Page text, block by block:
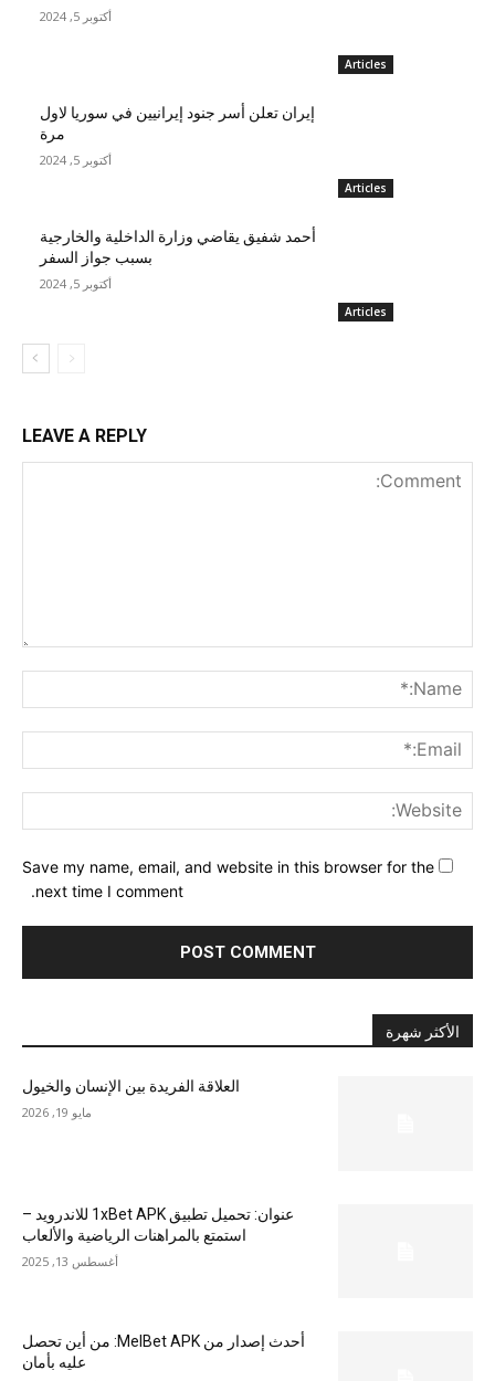
Articles
أكتوبر 5, 2024
Articles
إيران تعلن أسر جنود إيرانيين في سوريا لاول
مرة
أكتوبر 5, 2024
Articles
أحمد شفيق يقاضي وزارة الداخلية والخارجية
بسبب جواز السفر
أكتوبر 5, 2024
LEAVE A REPLY
Save my name, email, and website in this browser for the
next time I comment.
الأكثر شهرة
العلاقة الفريدة بين الإنسان والخيول
مايو 19, 2026
عنوان: تحميل تطبيق 1xBet APK للاندرويد –
استمتع بالمراهنات الرياضية والألعاب
أغسطس 13, 2025
أحدث إصدار من MelBet APK: من أين تحصل
عليه بأمان